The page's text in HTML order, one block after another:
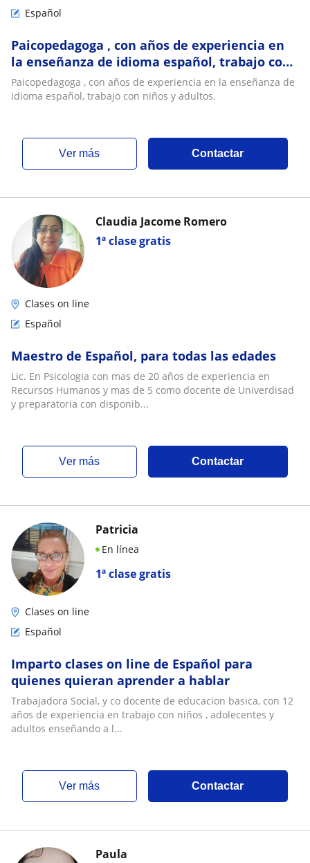
Español
Paicopedagoga , con años de experiencia en
la enseñanza de idioma español, trabajo con
niños y adultos
Paicopedagoga , con años de experiencia en la enseñanza de
idioma español, trabajo con niños y adultos.
ver más Contactar
1ª clase gratis
Claudia Jacome Romero
Clases on line
Español
Maestro de Español, para todas las edades
Lic. En Psicologia con mas de 20 años de experiencia en
Recursos Humanos y mas de 5 como docente de Univerdisad
y preparatoria con disponib...
ver más Contactar
1ª clase gratis
Patricia
En línea
Clases on line
Español
Imparto clases on line de Español para
quienes quieran aprender a hablar
Trabajadora Social, y co docente de educacion basica, con 12
años de experiencia en trabajo con niños , adolecentes y
adultos enseñando a l...
ver más Contactar
Paula